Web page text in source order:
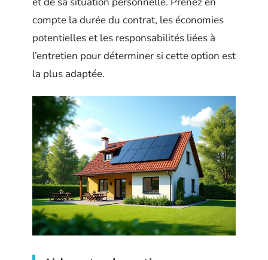
compte la durée du contrat, les économies
potentielles et les responsabilités liées à
l’entretien pour déterminer si cette option est
la plus adaptée.